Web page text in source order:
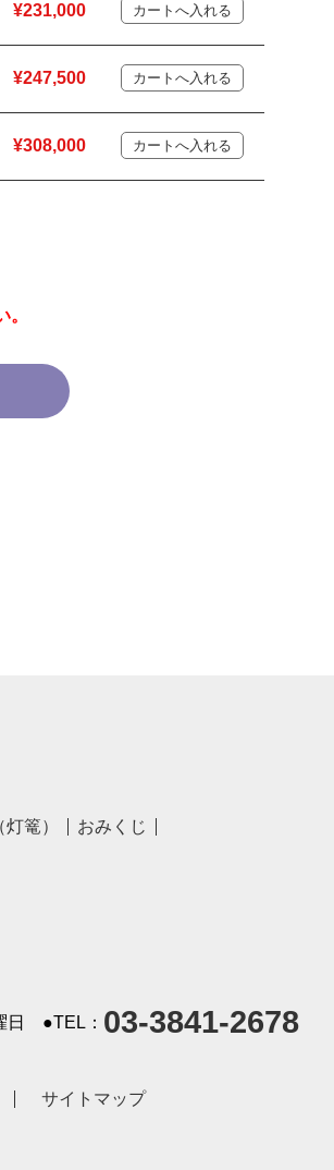
¥231,000
¥247,500
¥308,000
篭）
おみくじ
日 ●TEL： 03-3841-2678
サイトマップ